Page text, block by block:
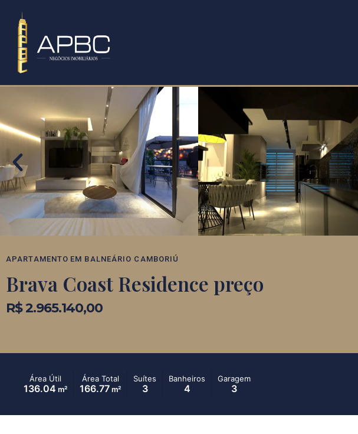
APARTAMENTO EM BALNEÁRIO CAMBORIÚ
Brava Coast Residence preço
R$ 2.965.140,00
Área Útil
136.04 m²
Área Total
166.77 m²
Suítes
3
Banheiros
4
Garagem
3